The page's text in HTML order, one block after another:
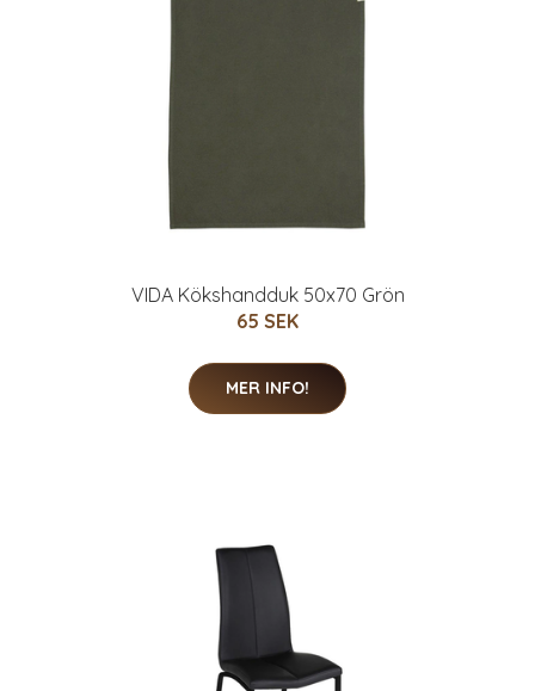
VIDA Kökshandduk 50x70 Grön
65 SEK
MER INFO!